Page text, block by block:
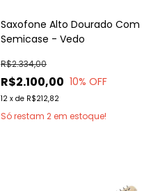
Saxofone Alto Dourado Com
Semicase - Vedo
R$2.100,00
R$2.334,00
10% OFF
12 x de R$212,82
Só restam 2 em estoque!